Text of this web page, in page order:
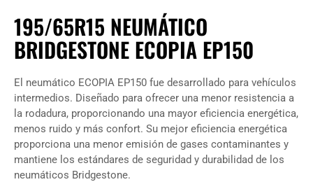
195/65R15 NEUMÁTICO
BRIDGESTONE ECOPIA EP150
El neumático ECOPIA EP150 fue desarrollado para vehículos
intermedios. Diseñado para ofrecer una menor resistencia a
la rodadura, proporcionando una mayor eficiencia energética,
menos ruido y más confort. Su mejor eficiencia energética
proporciona una menor emisión de gases contaminantes y
mantiene los estándares de seguridad y durabilidad de los
neumáticos Bridgestone.